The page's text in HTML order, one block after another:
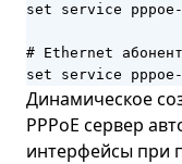
set service
# Ethernet
set service
Динамическое
PPPoE сервер
интерфейсы при